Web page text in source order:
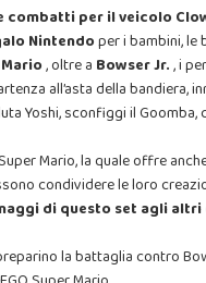
combatti per il veicolo
Nintendoper i bambini, le
, oltre a BowserJr., i
all’asta della bandiera,
Yoshi, sconfiggi il Goomba,
Mario, la quale offre
condividere le loro
di questo set agli altri
la battaglia contro